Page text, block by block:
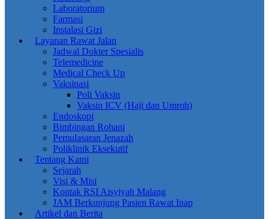
Laboratorium
Farmasi
Instalasi Gizi
Layanan Rawat Jalan
Jadwal Dokter Spesialis
Telemedicine
Medical Check Up
Vaksinasi
Poli Vaksin
Vaksin ICV (Haji dan Umroh)
Endoskopi
Bimbingan Rohani
Pemulasaran Jenazah
Poliklinik Eksekutif
Tentang Kami
Sejarah
Visi & Misi
Kontak RSI Aisyiyah Malang
JAM Berkunjung Pasien Rawat Inap
Artikel dan Berita